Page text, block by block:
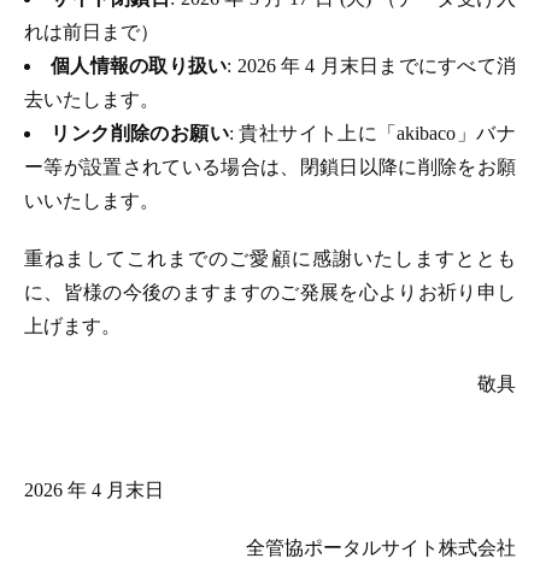
れは前日まで）
個人情報の取り扱い: 2026 年 4 月末日までにすべて消
去いたします。
リンク削除のお願い: 貴社サイト上に「akibaco」バナ
ー等が設置されている場合は、閉鎖日以降に削除をお願
いいたします。
重ねましてこれまでのご愛顧に感謝いたしますととも
に、皆様の今後のますますのご発展を心よりお祈り申し
上げます。
敬具
2026 年 4 月末日
全管協ポータルサイト株式会社